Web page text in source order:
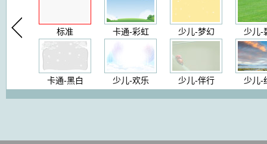
标准
卡通-黑白
卡通-彩虹
少儿-欢乐
少儿-梦幻
少儿-伴行
少儿-
少儿-